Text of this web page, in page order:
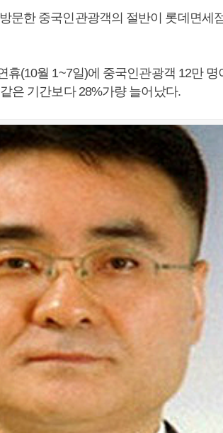
문한 중국인관광객의 절반이 롯데면세
휴(10월 1~7일)에 중국인관광객 12만
은 기간보다 28%가량 늘어났다.